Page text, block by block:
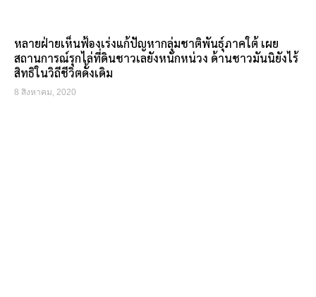
หลายฝ่ายเห็นฟ้องเร่งแก้ปัญหากลุ่มชาติพันธุ์ภาคใต้ เผย
สถานการณ์รุกไล่ที่ดินชาวเลยังหนักหน่วง ด้านชาวมันนิยังไร้
สิทธิในวิถีชีวิตดั้งเดิม
8 สิงหาคม, 2020